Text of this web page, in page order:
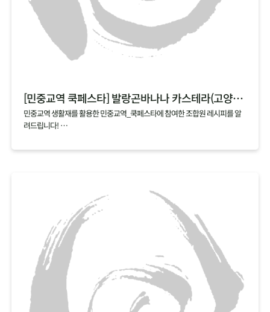
[민중교역 쿡페스타] 발랑곤바나나 카스테라(고양파주)
민중교역 생활재를 활용한 민중교역_쿡페스타에 참여한 조합원 레시피를 알
려드립니다!
넘 부드럽고 사랑스럽게 넘어가요!
어린이, 노인, 환자분들도 좋아할 것 같아요.
와~ 너무 부드럽고 달콤한 맛이에요^^
친구야~ 같이 먹자!
베이킹을 했는데도 바나나의 신선한 맛이 그대로여서 좋아요
넘넘 건강한 맛! 단맛이 강하지 않아 좋아요!